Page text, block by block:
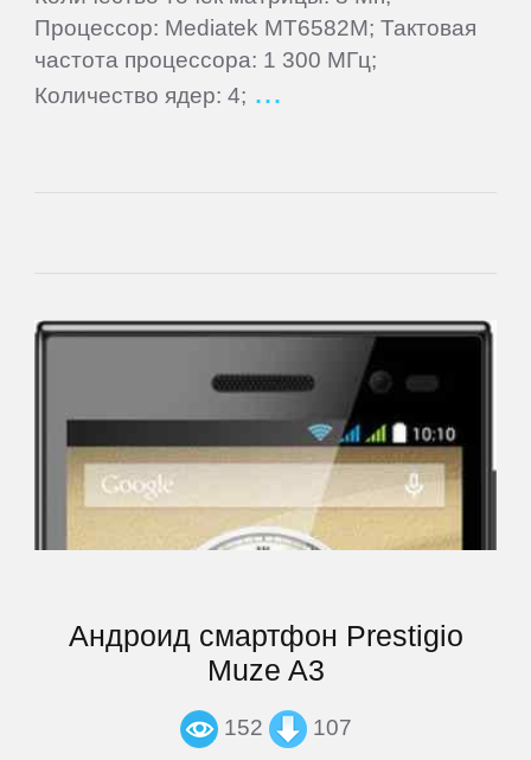
Процессор: Mediatek MT6582M; Тактовая
частота процессора: 1 300 МГц;
Количество ядер: 4;
Андроид смартфон Prestigio
Muze A3
152 107
Cube
Daewoo
Exeq